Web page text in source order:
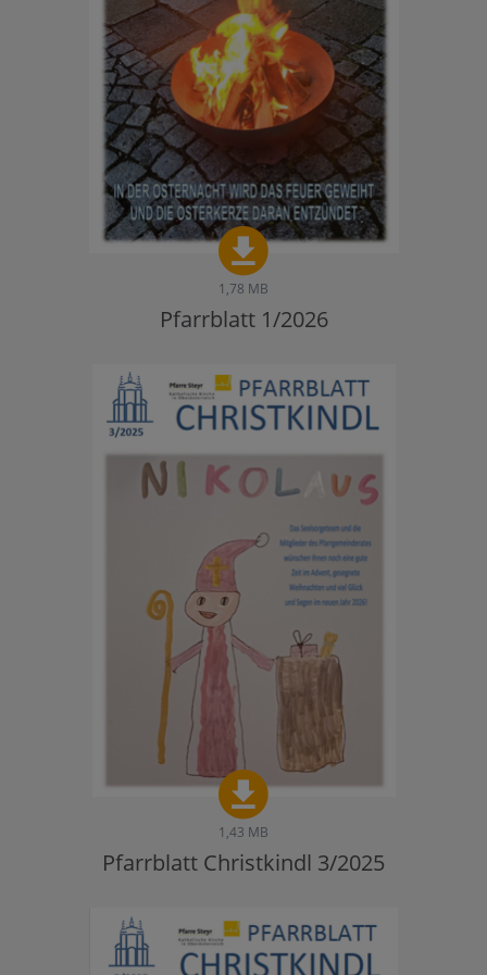
1,78 MB
Pfarrblatt 1/2026
1,43 MB
Pfarrblatt Christkindl 3/2025